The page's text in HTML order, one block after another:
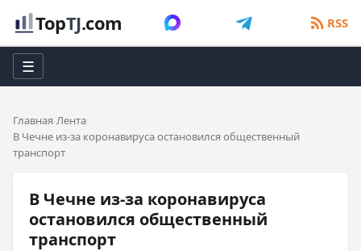
TopTJ.com RSS
☰
Главная Лента
В Чечне из-за коронавируса остановился общественный
транспорт
В Чечне из-за коронавируса
остановился общественный
транспорт